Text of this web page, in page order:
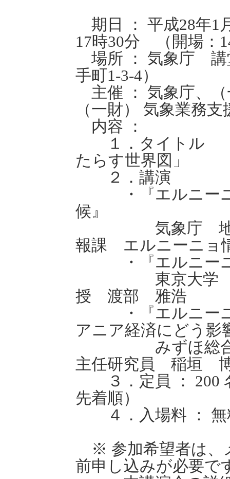
期日 ： 平成28年1
17時30分 （開場：
場所 ： 気象庁 講
手町1-3-4）
主催 ： 気象庁、（
（一財） 気象業務
内容 ：
１．タイトル 「
たらす世界図」
２．講演
・『エルニーニ
候』
気象庁 地球
報課 エルニーニ
・『エルニーニ
東京大学 大
授 渡部 雅浩
・『エルニーニ
アニア経済にどう影
みずほ総合研
主任研究員 稲垣
３．定員 ： 200
先着順）
４．入場料 ： 無
※ 参加希望者は、
前申し込みが必要で